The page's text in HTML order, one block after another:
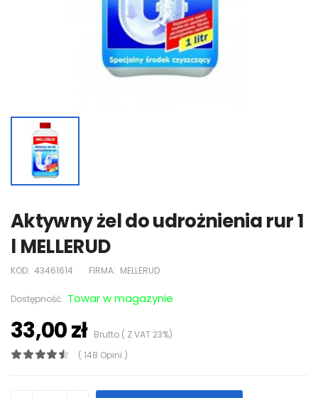
Aktywny żel do udrożnienia rur 1
l MELLERUD
KOD: 43461614 FIRMA: MELLERUD
Dostępność: Towar w magazynie
33,00 złBrutto ( Z VAT 23%)
( 148 Opini )